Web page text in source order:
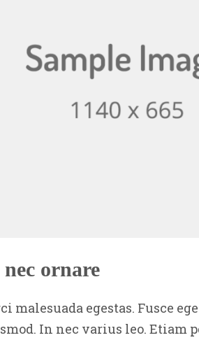
ornare
malesuada egestas. Fusce
In nec varius leo.